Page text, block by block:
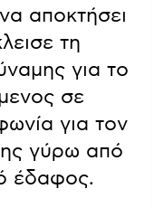
αποκτήσει
τη
για το
σε
για τον
γύρω από
έδαφος.